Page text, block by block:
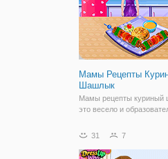
Мамы Рецепты
Шашлык
Мамы рецепты куриный
это весело и
куриный шашлык! Чтобы
сделать пасту путем
31 7